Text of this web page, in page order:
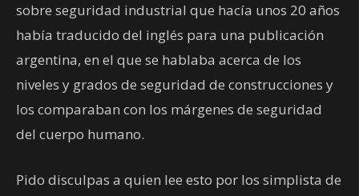
sobre seguridad industrial que hacía unos 20 años
había traducido del inglés para una publicación
argentina, en el que se hablaba acerca de los
niveles y grados de seguridad de construcciones y
los comparaban con los márgenes de seguridad
del cuerpo humano.
Pido disculpas a quien lee esto por los simplista de